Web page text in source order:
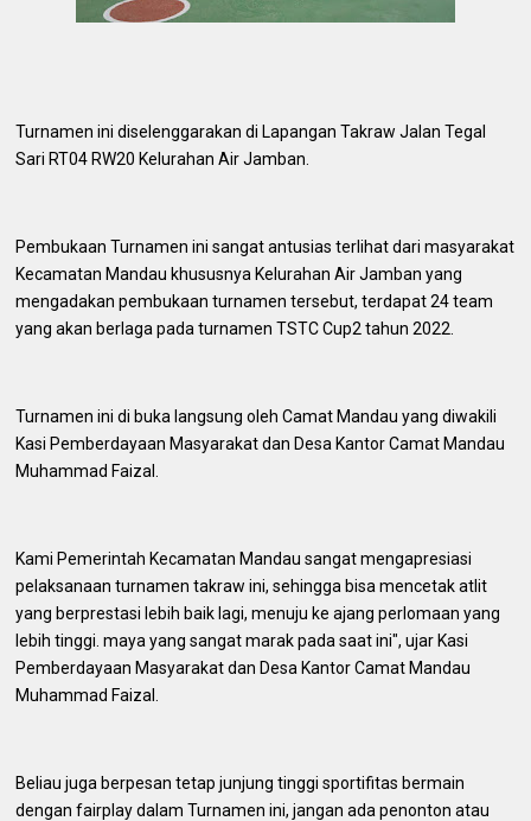
Turnamen ini diselenggarakan di Lapangan Takraw Jalan Tegal
Sari RT04 RW20 Kelurahan Air Jamban.
Pembukaan Turnamen ini sangat antusias terlihat dari masyarakat
Kecamatan Mandau khususnya Kelurahan Air Jamban yang
mengadakan pembukaan turnamen tersebut, terdapat 24 team
yang akan berlaga pada turnamen TSTC Cup2 tahun 2022.
Turnamen ini di buka langsung oleh Camat Mandau yang diwakili
Kasi Pemberdayaan Masyarakat dan Desa Kantor Camat Mandau
Muhammad Faizal.
Kami Pemerintah Kecamatan Mandau sangat mengapresiasi
pelaksanaan turnamen takraw ini, sehingga bisa mencetak atlit
yang berprestasi lebih baik lagi, menuju ke ajang perlomaan yang
lebih tinggi.maya yang sangat marak pada saat ini", ujar Kasi
Pemberdayaan Masyarakat dan Desa Kantor Camat Mandau
Muhammad Faizal.
Beliau juga berpesan tetap junjung tinggi sportifitas bermain
dengan fairplay dalam Turnamen ini, jangan ada penonton atau